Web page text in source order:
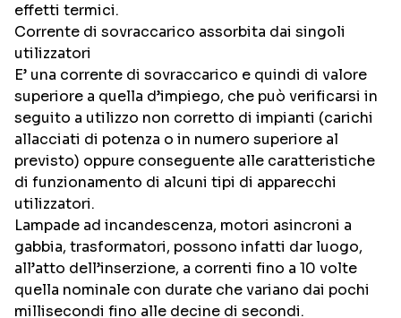
effetti termici.
Corrente di sovraccarico assorbita dai singoli
utilizzatori
E’ una corrente di sovraccarico e quindi di valore
superiore a quella d’impiego, che può verificarsi in
seguito a utilizzo non corretto di impianti (carichi
allacciati di potenza o in numero superiore al
previsto) oppure conseguente alle caratteristiche
di funzionamento di alcuni tipi di apparecchi
utilizzatori.
Lampade ad incandescenza, motori asincroni a
gabbia, trasformatori, possono infatti dar luogo,
all’atto dell’inserzione, a correnti fino a 10 volte
quella nominale con durate che variano dai pochi
millisecondi fino alle decine di secondi.